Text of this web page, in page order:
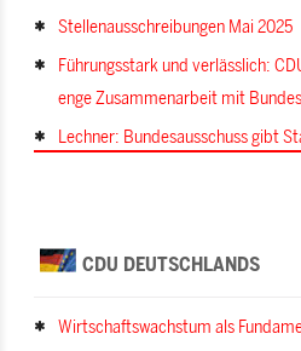
Stellenausschreibungen Mai 2025
Führungsstark und verlässlich:
enge Zusammenarbeit mit
Lechner: Bundesausschuss gibt
CDU DEUTSCHLANDS
Wirtschaftswachstum als